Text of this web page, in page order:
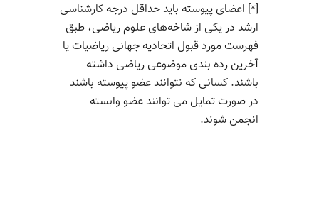
[*] اعضای پیوسته باید حداقل درجه کارشناسی
ارشد در یکی از شاخه‌های علوم ریاضی، طبق
فهرست مورد قبول اتحادیه جهانی ریاضیات یا
آخرین رده بندی موضوعی ریاضی داشته
باشند. کسانی که نتوانند عضو پیوسته باشند
در صورت تمایل می توانند عضو وابسته
انجمن شوند.